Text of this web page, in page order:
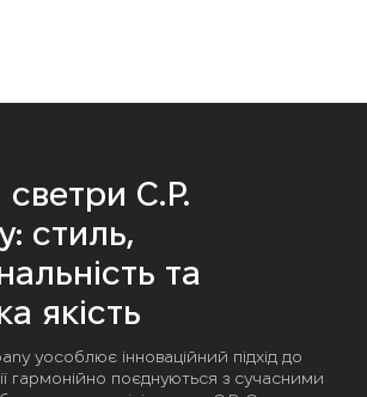
светри C.P.
стиль,
та
якість
уособлює інноваційний підхід до
гармонійно поєднуються з сучасними